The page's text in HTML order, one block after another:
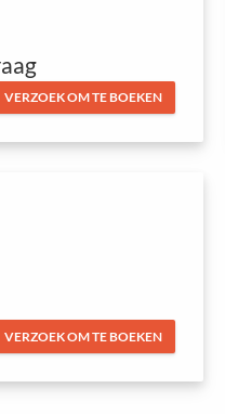
VERZOEK OM TE BOEKEN
VERZOEK OM TE BOEKEN